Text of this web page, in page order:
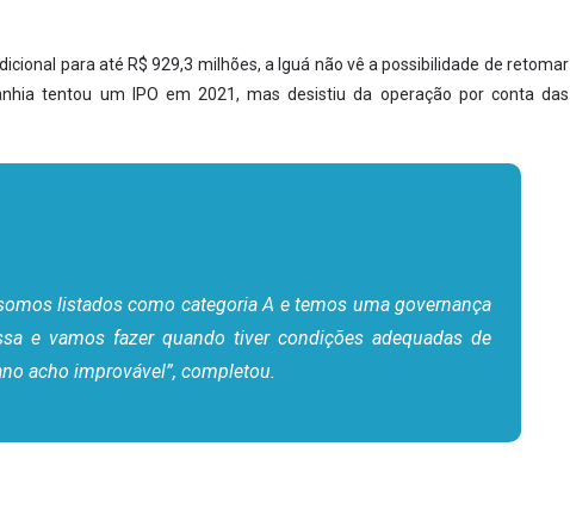
para até R$ 929,3 milhões, a Iguá não vê a possibilidade de retomar
tentou um IPO em 2021, mas desistiu da operação por conta das
listados como categoria A e temos uma governança
e vamos fazer quando tiver condições adequadas de
acho improvável”, completou.